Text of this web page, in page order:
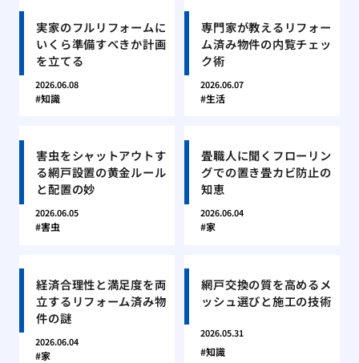
実家のフルリフォームに
いくら準備すべきか計画
を立てる
2026.06.08
知識
専門家が教えるリフォー
ム済み物件の内覧チェッ
ク術
2026.06.07
生活
害虫をシャットアウトす
る網戸設置の黄金ルール
と配置の妙
2026.06.05
害虫
畳職人に聞くフローリン
グでの置き畳カビ防止の
知恵
2026.06.04
家
経済合理性と満足度を両
立するリフォーム済み物
件の謎
2026.06.04
家
網戸交換の質を高めるメ
ッシュ選びと施工の技術
2026.05.31
知識